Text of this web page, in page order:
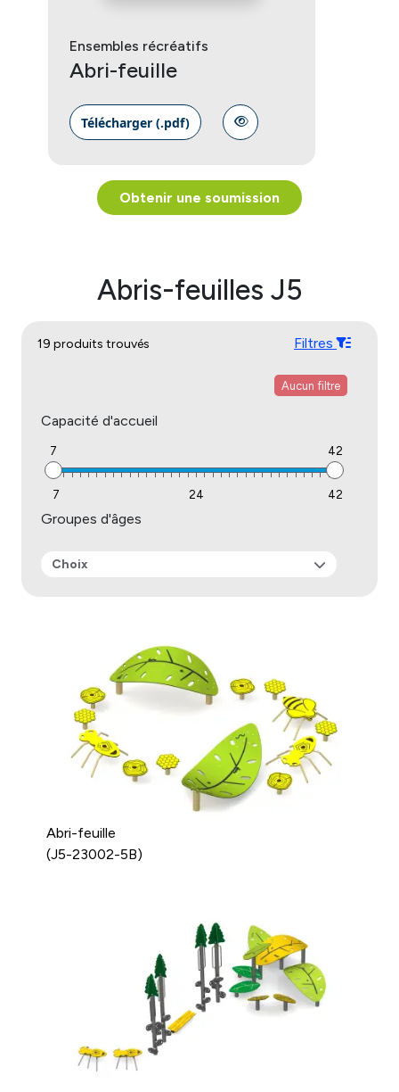
Ensembles récréatifs
Abri-feuille
Télécharger (.pdf)
Obtenir une soumission
Abris-feuilles J5
19 produits trouvés Filtres
Aucun filtre
Capacité d'accueil
7 42
7 24 42
Groupes d'âges
Choix
Abri-feuille
(J5-23002-5B)